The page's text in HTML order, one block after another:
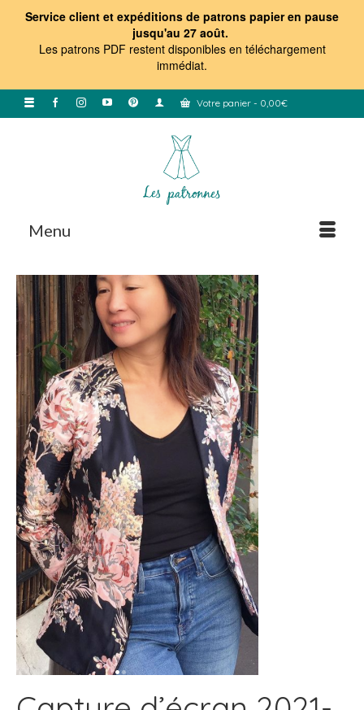
Service client et expéditions de patrons papier en pause
jusqu'au 27 août.
Les patrons PDF restent disponibles en téléchargement
immédiat.
Votre panier - 0,00€
Menu